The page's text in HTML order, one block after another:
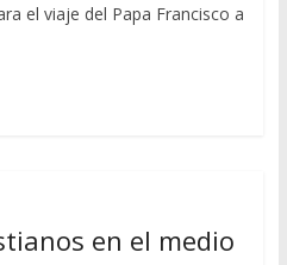
el viaje del Papa Francisco a
en el medio